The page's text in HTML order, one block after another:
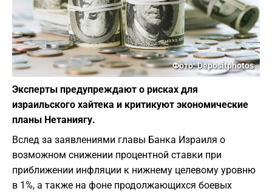
Фото: Depositphotos
Эксперты предупреждают о рисках для
израильского хайтека и критикуют экономические
планы Нетаниягу.
Вслед за заявлениями главы Банка Израиля о
возможном снижении процентной ставки при
приближении инфляции к нижнему целевому уровню
в 1%, а также на фоне продолжающихся боевых